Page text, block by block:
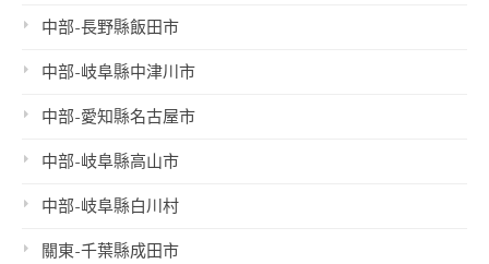
中部-長野縣飯田市
中部-岐阜縣中津川市
中部-愛知縣名古屋市
中部-岐阜縣高山市
中部-岐阜縣白川村
關東-千葉縣成田市